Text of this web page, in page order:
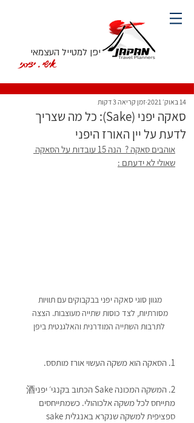
יפן למטייל העצמאי
אישי. יצירתי
סאקה יפני (Sake): כל מה שצריך
לדעת על יין האורז היפני
14 באוק׳ 2021 זמן קריאה 3 דקות
אוהבים סאקה ?  הנה 15 עובדות על הסאקה
שאולי לא ידעתם :
מגוון סוגי סאקה יפני בבקבוקים עם תוויות
מסורתיות, לצד כוסות שתייה מעוצבות. הצצה
לתרבות השתייה המודרנית והאלגנטית ביפן
1. הסאקה הוא משקה העשוי אורז מותסס.
מתייחס לכל משקה אלכוהולי. כשמתייחסים